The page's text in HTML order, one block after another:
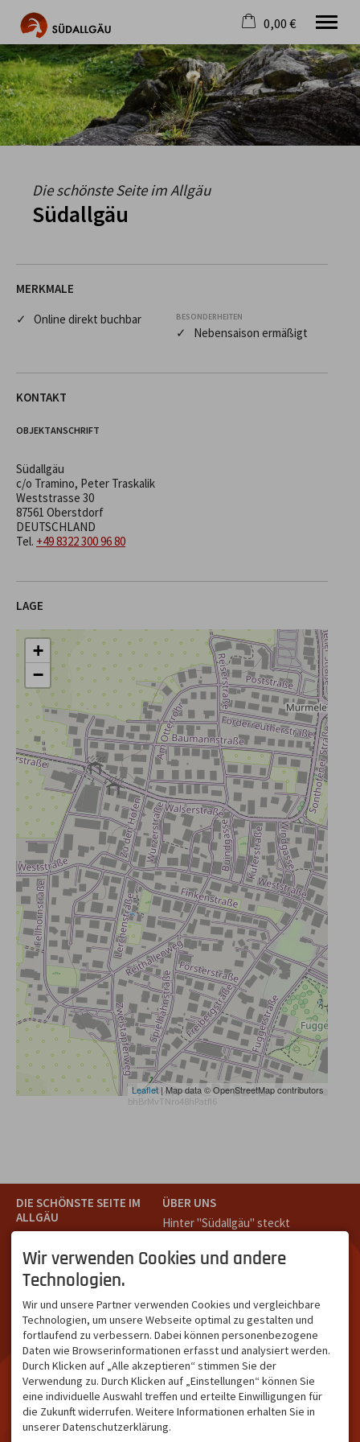
Die schönste Seite im Allgäu
Aktuell
Destination
Gastgeber
Wandern
Mountainbike
Tipps
0,00 €
×
Warenkorb ist leer
Die schönste Seite im Allgäu
Südallgäu
MERKMALE
✓ Online direkt buchbar
BESONDERHEITEN
✓ Nebensaison ermäßigt
KONTAKT
OBJEKTANSCHRIFT
Südallgäu
c/o Tramino, Peter Traskalik
Weststrasse 30
87561 Oberstdorf
DEUTSCHLAND
Tel. +49 8322 300 96 80
LAGE
+
−
Leaflet| Map data © OpenStreetMap contributors
bhBrMvTNro48hPatfI6
DIE SCHÖNSTE SEITE IM
ALLGÄU
Teil des Oberallgäus. Es
verbindet die Tourismus-
Destinationen Oberstdorf,
Kleinwalsertal und beliebte
Urlaubsziele wie die
Hörnerdörfer, Alpsee-
Grünten, Oberstaufen oder
Wertach im Allgäu.
ÜBER UNS
Hinter "Südallgäu" steckt
Oberstdorf.
Unser Ziel ist ein attraktives
Leistungsträger im
südlichen Oberallgäu eine
starke Plattform bietet.
NETZWERK & REICHWEITE
ca. 36.700 Abos bei
Wir verwenden Cookies und andere
Technologien.
Wir und unsere Partner verwenden Cookies und vergleichbare
Technologien, um unsere Webseite optimal zu gestalten und
fortlaufend zu verbessern. Dabei können personenbezogene
Daten wie Browserinformationen erfasst und analysiert werden.
Durch Klicken auf „Alle akzeptieren“ stimmen Sie der
Verwendung zu. Durch Klicken auf „Einstellungen“ können Sie
eine individuelle Auswahl treffen und erteilte Einwilligungen für
die Zukunft widerrufen. Weitere Informationen erhalten Sie in
unserer Datenschutzerklärung.